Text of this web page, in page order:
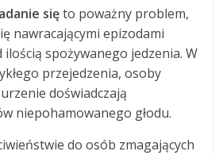
sięto poważny problem,
nawracającymi epizodami
spożywanego jedzenia. W
przejedzenia, osoby
doświadczają
niepohamowanego głodu.
do osób zmagających